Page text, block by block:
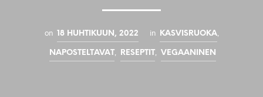
on 18 HUHTIKUUN, 2022 in KASVISRUOKA,
NAPOSTELTAVAT RESEPTIT VEGAANINEN